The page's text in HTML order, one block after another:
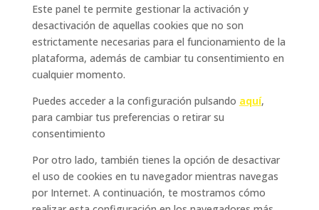
Este panel te permite gestionar la activación y
desactivación de aquellas cookies que no son
estrictamente necesarias para el funcionamiento de la
plataforma, además de cambiar tu consentimiento en
cualquier momento.
Puedes acceder a la configuración pulsando aquí,
para cambiar tus preferencias o retirar su
consentimiento
Por otro lado, también tienes la opción de desactivar
el uso de cookies en tu navegador mientras navegas
por Internet. A continuación, te mostramos cómo